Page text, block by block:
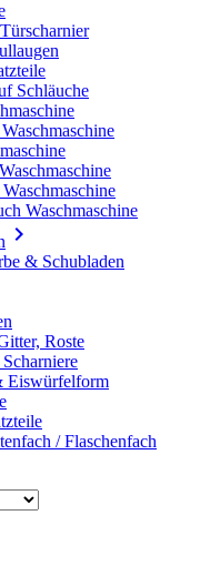
Schläuche
Waschmaschine

& Schubladen
Roste
Eiswürfelform
/ Flaschenfach